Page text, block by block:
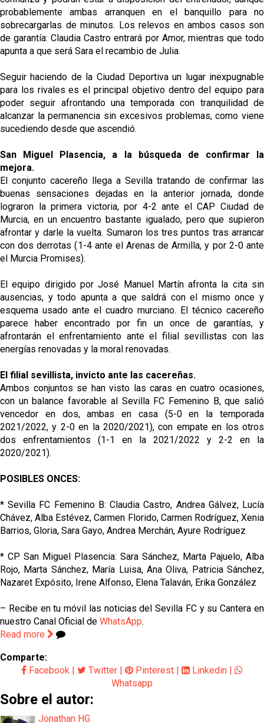
probablemente ambas arranquen en el banquillo para no
sobrecargarlas de minutos. Los relevos en ambos casos son
de garantía: Claudia Castro entrará por Amor, mientras que todo
apunta a que será Sara el recambio de Julia.
Seguir haciendo de la Ciudad Deportiva un lugar inexpugnable
para los rivales es el principal objetivo dentro del equipo para
poder seguir afrontando una temporada con tranquilidad de
alcanzar la permanencia sin excesivos problemas, como viene
sucediendo desde que ascendió.
San Miguel Plasencia, a la búsqueda de confirmar la
mejora.
El conjunto cacereño llega a Sevilla tratando de confirmar las
buenas sensaciones dejadas en la anterior jornada, donde
lograron la primera victoria, por 4-2 ante el CAP Ciudad de
Murcia, en un encuentro bastante igualado, pero que supieron
afrontar y darle la vuelta. Sumaron los tres puntos tras arrancar
con dos derrotas (1-4 ante el Arenas de Armilla, y por 2-0 ante
el Murcia Promises).
El equipo dirigido por José Manuel Martín afronta la cita sin
ausencias, y todo apunta a que saldrá con el mismo once y
esquema usado ante el cuadro murciano. El técnico cacereño
parece haber encontrado por fin un once de garantías, y
afrontarán el enfrentamiento ante el filial sevillistas con las
energías renovadas y la moral renovadas.
El filial sevillista, invicto ante las cacereñas.
Ambos conjuntos se han visto las caras en cuatro ocasiones,
con un balance favorable al Sevilla FC Femenino B, que salió
vencedor en dos, ambas en casa (5-0 en la temporada
2021/2022, y 2-0 en la 2020/2021), con empate en los otros
dos enfrentamientos (1-1 en la 2021/2022 y 2-2 en la
2020/2021).
POSIBLES ONCES:
* Sevilla FC Femenino B: Claudia Castro, Andrea Gálvez, Lucía
Chávez, Alba Estévez, Carmen Florido, Carmen Rodríguez, Xenia
Barrios, Gloria, Sara Gayo, Andrea Merchán, Ayure Rodríguez
* CP San Miguel Plasencia: Sara Sánchez, Marta Pajuelo, Alba
Rojo, Marta Sánchez, María Luisa, Ana Oliva, Patricia Sánchez,
Nazaret Expósito, Irene Alfonso, Elena Talaván, Erika González
– Recibe en tu móvil las noticias del Sevilla FC y su Cantera en
nuestro Canal Oficial de WhatsApp.
Read more
Comparte:
Facebook
Twitter Pinterest Linkedin
Whatsapp
Sobre el autor:
Jonathan HG